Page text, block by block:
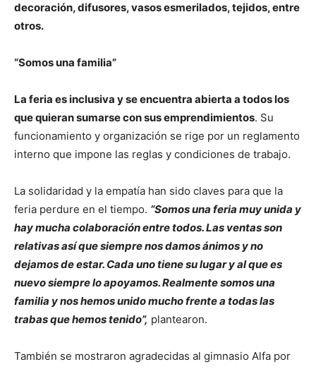
decoración, difusores, vasos esmerilados, tejidos, entre
otros.
“Somos una familia”
La feria es inclusiva y se encuentra abierta a todos los
que quieran sumarse con sus emprendimientos. Su
funcionamiento y organización se rige por un reglamento
interno que impone las reglas y condiciones de trabajo.
La solidaridad y la empatía han sido claves para que la
feria perdure en el tiempo. “Somos una feria muy unida y
hay mucha colaboración entre todos. Las ventas son
relativas así que siempre nos damos ánimos y no
dejamos de estar. Cada uno tiene su lugar y al que es
nuevo siempre lo apoyamos. Realmente somos una
familia y nos hemos unido mucho frente a todas las
trabas que hemos tenido”, plantearon.
También se mostraron agradecidas al gimnasio Alfa por